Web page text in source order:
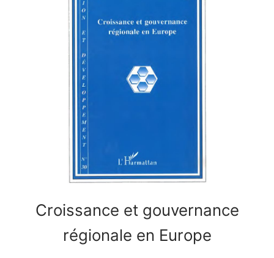
Propositions de publication
Bulletin d’abonnement
Rechercher
:
Croissance et gouvernance
régionale en Europe